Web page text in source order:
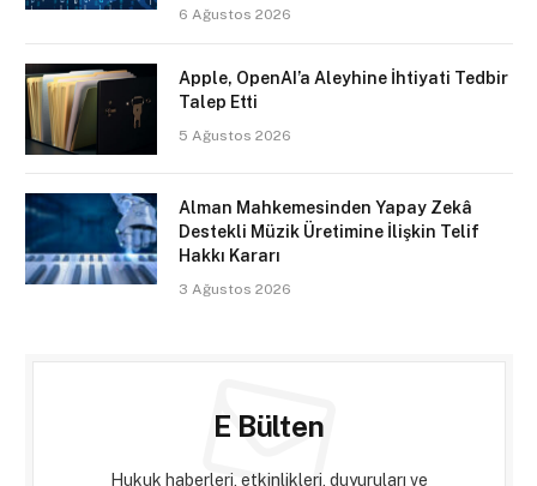
6 Ağustos 2026
Apple, OpenAI’a Aleyhine İhtiyati Tedbir
Talep Etti
5 Ağustos 2026
Alman Mahkemesinden Yapay Zekâ
Destekli Müzik Üretimine İlişkin Telif
Hakkı Kararı
3 Ağustos 2026
E Bülten
Hukuk haberleri, etkinlikleri, duyuruları ve